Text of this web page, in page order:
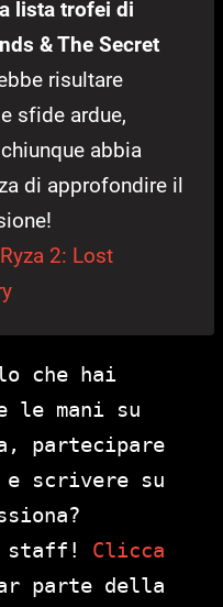
lista trofei di
& The Secret
risultare
sfide ardue,
abbia
di approfondire il
2: Lost
che hai
le mani su
partecipare
scrivere su
staff! Clicca
parte della